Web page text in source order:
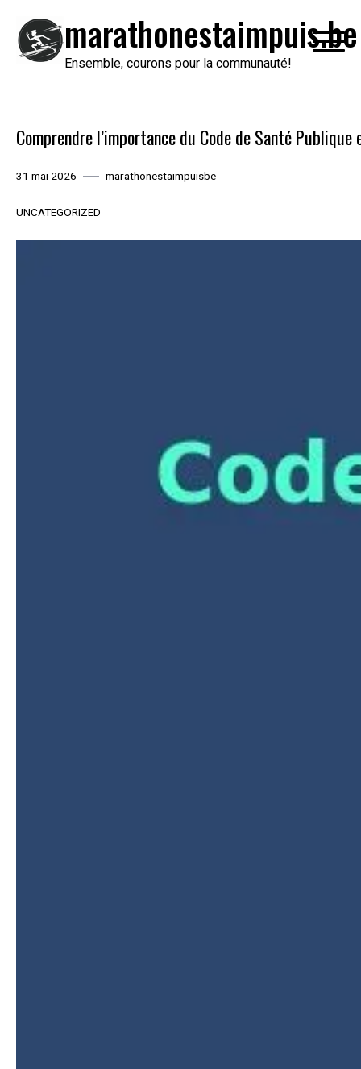
contenu
marathonestaimpuis.be
Ensemble, courons pour la communauté!
Comprendre l’importance du Code de Santé Publique
31 mai 2026 marathonestaimpuisbe
UNCATEGORIZED